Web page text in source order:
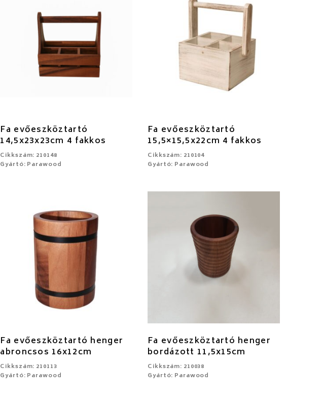
Fa evőeszköztartó
14,5x23x23cm 4 fakkos
Cikkszám: 210148
Gyártó: Parawood
Fa evőeszköztartó
15,5×15,5x22cm 4 fakkos
Cikkszám: 210104
Gyártó: Parawood
Fa evőeszköztartó henger
abroncsos 16x12cm
Cikkszám: 210113
Gyártó: Parawood
Fa evőeszköztartó henger
bordázott 11,5x15cm
Cikkszám: 210038
Gyártó: Parawood